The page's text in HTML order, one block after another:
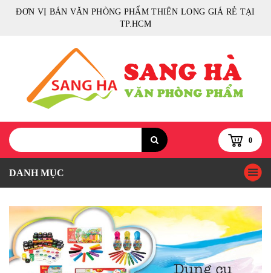
ĐƠN VỊ BÁN VĂN PHÒNG PHẨM THIÊN LONG GIÁ RẺ TẠI
TP.HCM
0
DANH MỤC